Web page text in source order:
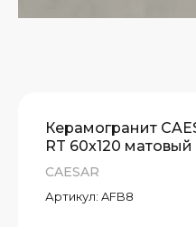
Керамогранит
RT 60x120 матовый
CAESAR
Артикул: AFB8